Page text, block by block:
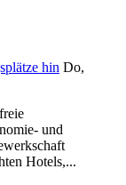
hin Do,
und
Hotels,...